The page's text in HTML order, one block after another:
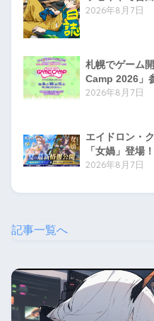
2026年8月7日
札幌でゲーム
Camp 2026」
2026年8月7日
エイドロン・
「女媧」登場
2026年8月7日
記事一覧へ